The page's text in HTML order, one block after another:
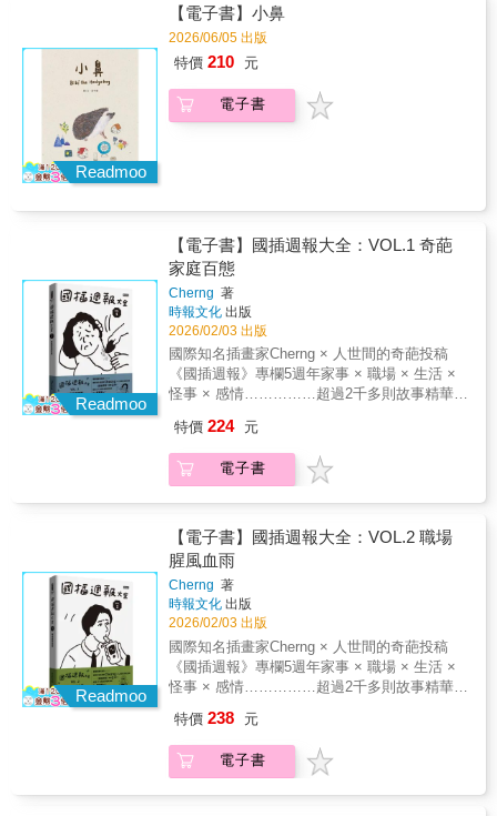
想的經歷；《迷航遊樂園》則諷刺了那些令人
搖頭的社會與競爭遊戲。 兩本書都是對世
界荒謬的大哉問──希望用有趣的想像力刺激讀
者的思考，對於答案，只點到為止。 但這
本書不同。 我打算明確給出建立在科學根
據上的答案，讓讀者有機會用更永續的方式享
伯特（Daniel Gilbert）與維吉尼亞大學的提摩
提出。 簡單來說，就是我們會用像是永遠
需要「更多、更好」等錯誤的常識，誤判什麼
能帶給我們真正的快樂；同時也誤判這些「誤
以為想要的東西」（「誤以為想要」）能帶給
我們快樂的持久性。 常見的例子包括：盲
目追求金錢、財富與名聲、過度消費物質產
品、以為達到成功的目標就能快樂等等。這些
「應該」追求的東西，不斷被網路上的影片放
適合在我們的生活裡扮演終極目標的角
色。 我並不是已經解決了我所有的焦慮與
不快樂，但科學的指引的確讓我遠離了許多崩
潰的邊緣。 這本書要做的，是點出這個世
代最大的五個「錯誤的想要」陷阱，以及如何
應對。 要有個快樂的人生，還是得靠我們
自己。這一切，都得從理解開始。這本書寫給
我還未出生的兒子，也寫給同樣面對孩子即將
來到世界的父母。這是讀給孩子聽的第一本快
樂科學書。讓他們的小赤腳，不會在人生路上
踩得哇哇大叫。推薦給──給那些和我一樣希望
孩子過個快樂人生，卻連幾歲該給小孩看螢幕
都不確定的家長。〡感心推薦〡（按姓氏筆畫
排序）葉文心〡加州大學柏克萊分校歷史系傑
出講座教授劉 軒〡軒言文創發行人、知名作家
盧怡安〡飲食作家謝伯讓〡台灣大學心理學系
教授
Readmoo
【電子書】小鼻
2026/06/05 出版
特價 210 元
電子書
Readmoo
【電子書】國插週報大全：VOL.1 奇葩
家庭百態
Cherng 著
時報文化 出版
2026/02/03 出版
國際知名插畫家Cherng × 人世間的奇葩投稿
《國插週報》專欄5週年家事 × 職場 × 生活 ×
怪事 × 感情……………超過2千多則故事精華集
「奇葩家庭百態」～■ 家事 × 職場 × 生活 × 怪
事 × 感情 奇聞怪事代表作有句話這樣說：「週
日看國師週一看國插」。《國插週報》自2020
式」。各種荒誕的、爆笑的、詭異的讀者投稿
故事，經由作者Cherng aka國插手中畫筆的巧
妙轉化下，變身成一齣齣讓人看著看著就笑了
的「人間怪奇圖文集錦」，更是我們每個人和
國插一起完成的荒謬史。《國插週報大全》是
《國插週報》專欄5年以來的精華集結，從超過
2千多則故事投稿之中，精選出5大爆笑主題，
本本都精采絕倫：1 「奇葩家庭百態」2 「職場
腥風血雨」3 「生活奇形怪狀」4 「人間荒唐怪
事」5 「血淚交織情感」（附 說錯話特輯）全
證Cherng這些年嘔心瀝血、畫到發瘋的創作心
路，是他與人世間的奇葩投稿所締結的一段良
緣火花，也是屬於你與我之間的共同記憶，非
特價 224 元
電子書
Readmoo
【電子書】國插週報大全：VOL.2 職場
腥風血雨
Cherng 著
時報文化 出版
2026/02/03 出版
國際知名插畫家Cherng × 人世間的奇葩投稿
《國插週報》專欄5週年家事 × 職場 × 生活 ×
怪事 × 感情……………超過2千多則故事精華集
「職場腥風血雨」～■ 家事 × 職場 × 生活 × 怪
事 × 感情 奇聞怪事代表作有句話這樣說：「週
日看國師週一看國插」。《國插週報》自2020
特價 238 元
電子書